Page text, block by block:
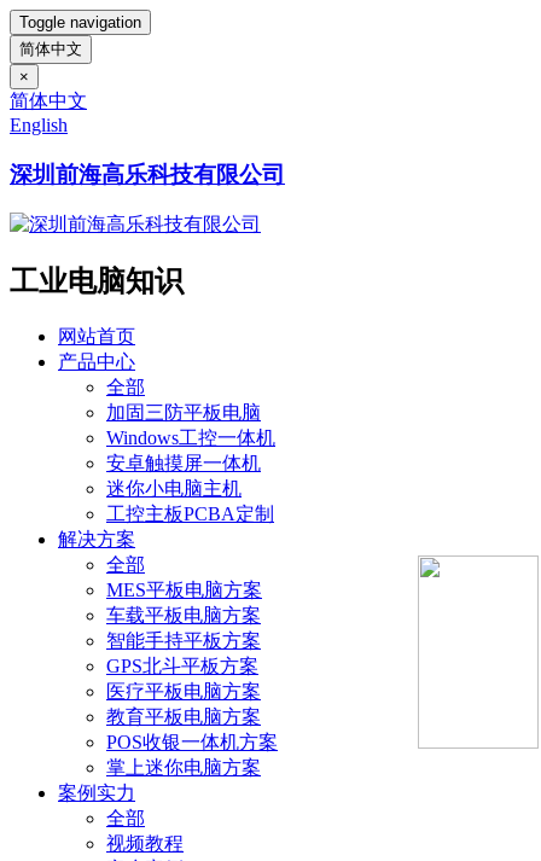
Toggle navigation
简体中文
×
简体中文
English
深圳前海高乐科技有限公司
工业电脑知识
网站首页
产品中心
全部
加固三防平板电脑
Windows工控一体机
安卓触摸屏一体机
迷你小电脑主机
工控主板PCBA定制
解决方案
全部
MES平板电脑方案
车载平板电脑方案
智能手持平板方案
GPS北斗平板方案
医疗平板电脑方案
教育平板电脑方案
POS收银一体机方案
掌上迷你电脑方案
案例实力
全部
视频教程